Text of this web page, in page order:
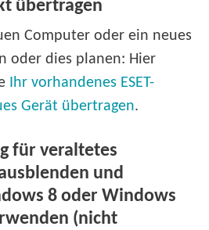
übertragen
Computer oder ein neues
oder dies planen: Hier
Ihr vorhandenes ESET-
Gerät übertragen.
für veraltetes
und
8 oder Windows
(nicht